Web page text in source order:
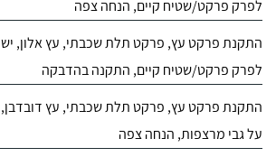
לפרק פרקט/שטיח קיים, הנחה צפה
התקנת פרקט עץ, פרקט תלת שכבתי, עץ אלון, יש
לפרק פרקט/שטיח קיים, התקנה בהדבקה
התקנת פרקט עץ, פרקט תלת שכבתי, עץ דובדבן,
על גבי מרצפות, הנחה צפה